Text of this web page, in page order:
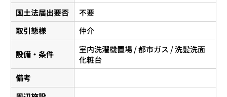
国土法届出要否
不要
取引態様
仲介
設備・条件
室内洗濯機置場 / 都市ガス / 洗髪洗面
化粧台
備考